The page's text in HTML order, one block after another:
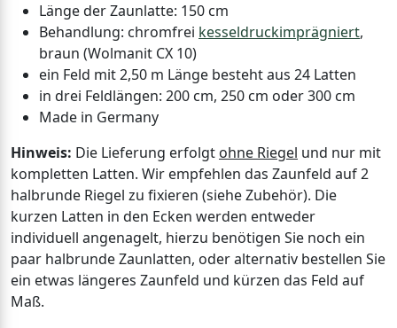
Länge der Zaunlatte: 150 cm
Behandlung: chromfrei kesseldruckimprägniert,
braun (Wolmanit CX 10)
ein Feld mit 2,50 m Länge besteht aus 24 Latten
in drei Feldlängen: 200 cm, 250 cm oder 300 cm
Made in Germany
Hinweis: Die Lieferung erfolgt ohne Riegel und nur mit
kompletten Latten. Wir empfehlen das Zaunfeld auf 2
halbrunde Riegel zu fixieren (siehe Zubehör). Die
kurzen Latten in den Ecken werden entweder
individuell angenagelt, hierzu benötigen Sie noch ein
paar halbrunde Zaunlatten, oder alternativ bestellen Sie
ein etwas längeres Zaunfeld und kürzen das Feld auf
Maß.